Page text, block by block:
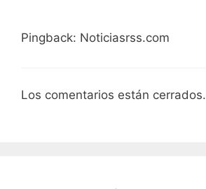
Pingback: Noticiasrss.com
Los comentarios están cerrados.